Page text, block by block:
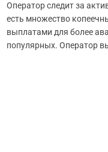
Оператор следит за
есть множество
выплатами для более
популярных. Оператор